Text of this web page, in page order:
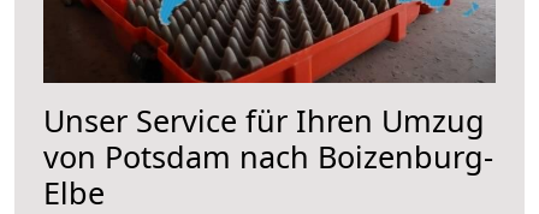
Unser Service für Ihren Umzug
von Potsdam nach Boizenburg-
Elbe